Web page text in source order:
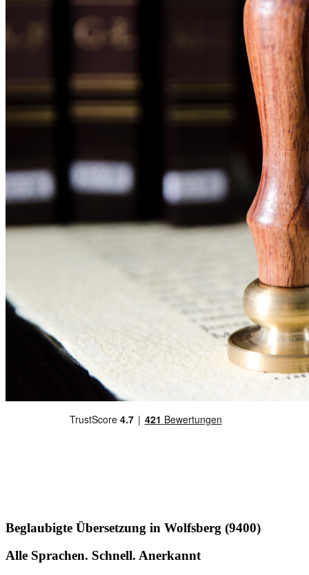
Beglaubigte Übersetzung in Wolfsberg (9400)
Alle Sprachen. Schnell. Anerkannt